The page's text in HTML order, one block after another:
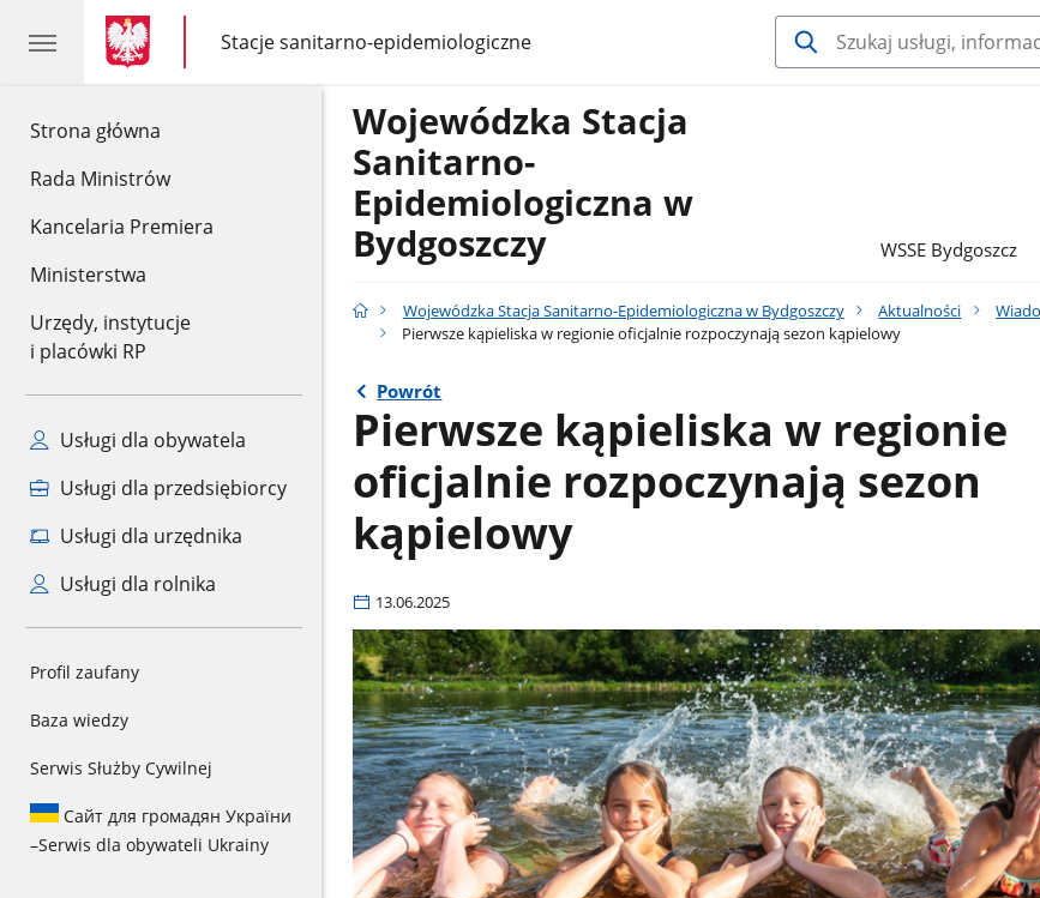
Strona główna
Rada Ministrów
Kancelaria Premiera
Ministerstwa
Urzędy, instytucje
i placówki RP
Usługi dla obywatela
Usługi dla przedsiębiorcy
Usługi dla urzędnika
Usługi dla rolnika
Profil zaufany
Baza wiedzy
Serwis Służby Cywilnej
Сайт для громадян України
–Serwis dla obywateli Ukrainy
gov.pl
gov.pl
Stacje sanitarno-epidemiologiczne
gov.pl
Stacje
sanitarno-
epidemiologiczne
Wojewódzka Stacja
Sanitarno-
Epidemiologiczna w
Bydgoszczy
WSSE Bydgoszcz
Wojewódzka Stacja Sanitarno-Epidemiologiczna w Bydgoszczy Aktualności
Pierwsze kąpieliska w regionie oficjalnie rozpoczynają sezon kąpielowy
Powrót
Pierwsze kąpieliska w regionie
oficjalnie rozpoczynają sezon
kąpielowy
13.06.2025